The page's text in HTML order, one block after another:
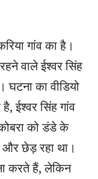
गांव का है।
वाले ईश्वर सिंह
का वीडियो
ईश्वर सिंह गांव
को डंडे के
और छेड़ रहा था।
करते हैं, लेकिन